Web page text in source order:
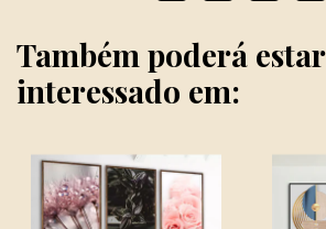
Também poderá estar
interessado em: